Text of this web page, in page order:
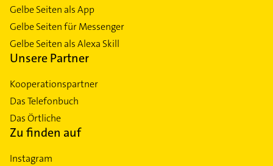
Gelbe Seiten als App
Gelbe Seiten für Messenger
Gelbe Seiten als Alexa Skill
Unsere Partner
Kooperationspartner
Das Telefonbuch
Das Örtliche
Zu finden auf
Instagram